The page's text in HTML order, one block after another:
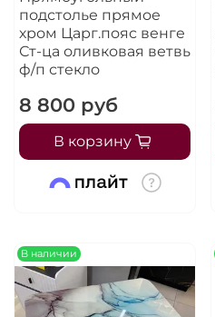
подстолье прямое
хром Царг.пояс венге
Ст-ца оливковая ветвь
ф/п стекло
8 800 руб
В корзину
В наличии